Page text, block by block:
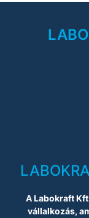
A Labokraft
vállalkozás,